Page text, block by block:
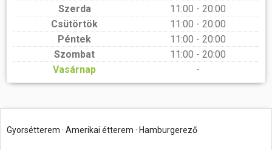
Szerda
11:00 - 20:00
Csütörtök
11:00 - 20:00
Péntek
11:00 - 20:00
Szombat
11:00 - 20:00
Vasárnap
-
Gyorsétterem · Amerikai étterem · Hamburgerező